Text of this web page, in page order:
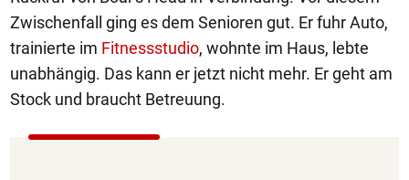
Zwischenfall ging es dem Senioren gut. Er fuhr Auto,
trainierte im Fitnessstudio, wohnte im Haus, lebte
unabhängig. Das kann er jetzt nicht mehr. Er geht am
Stock und braucht Betreuung.